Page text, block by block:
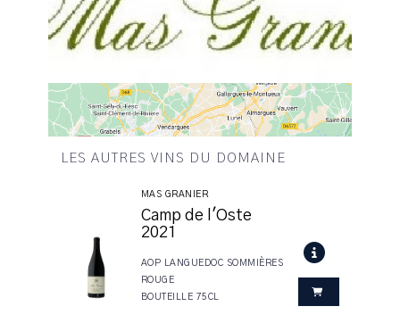
LES AUTRES VINS DU DOMAINE
MAS GRANIER
Camp de l'Oste
2021
AOP LANGUEDOC SOMMIÈRES
ROUGE
BOUTEILLE 75CL